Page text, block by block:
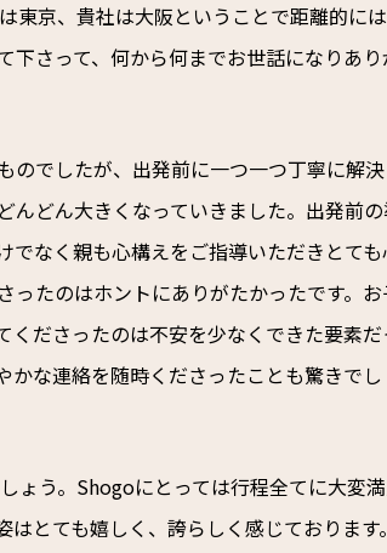
東京、貴社は大阪ということで距離的に
さって、何から何までお世話になりあり
のでしたが、出発前に一つ一つ丁寧に解
んどん大きくなっていきました。出発前
なく親も心構えをご指導いただきとて
たのはホントにありがたかったです。
ださったのは不安を少なくできた要素だ
な連絡を随時くださったことも驚きでし
ょう。Shogoにとっては行程全てに大変
とても嬉しく、誇らしく感じております。